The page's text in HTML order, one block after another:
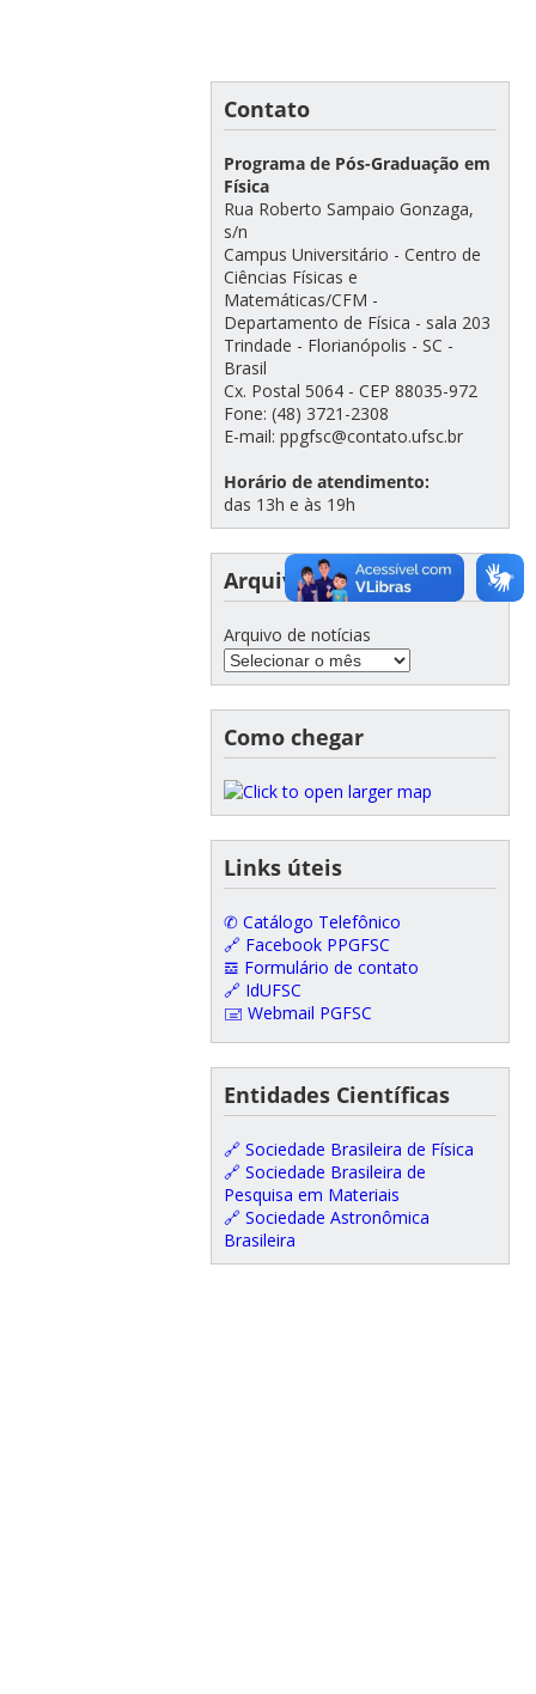
Contato
Programa de Pós-Graduação em
Física
Rua Roberto Sampaio Gonzaga,
s/n
Campus Universitário - Centro de
Ciências Físicas e
Matemáticas/CFM -
Departamento de Física - sala 203
Trindade - Florianópolis - SC -
Brasil
Cx. Postal 5064 - CEP 88035-972
Fone: (48) 3721-2308
E-mail: ppgfsc@contato.ufsc.br
Horário de atendimento:
das 13h e às 19h
Arquivo de notícias
Arquivo de notícias
Como chegar
Links úteis
✆ Catálogo Telefônico
🔗 Facebook PPGFSC
𝌕 Formulário de contato
🔗 IdUFSC
🖃 Webmail PGFSC
Entidades Científicas
🔗 Sociedade Brasileira de Física
🔗 Sociedade Brasileira de
Pesquisa em Materiais
🔗 Sociedade Astronômica
Brasileira